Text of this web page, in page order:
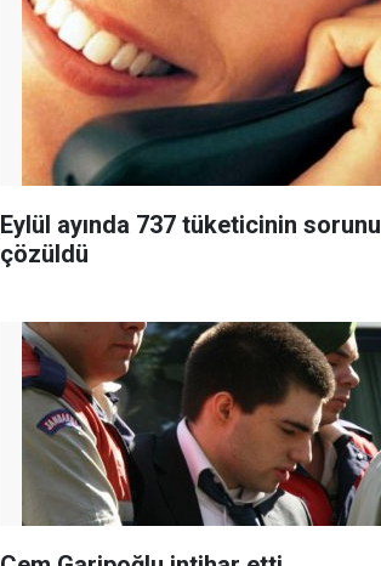
Eylül ayında 737 tüketicinin sorunu
çözüldü